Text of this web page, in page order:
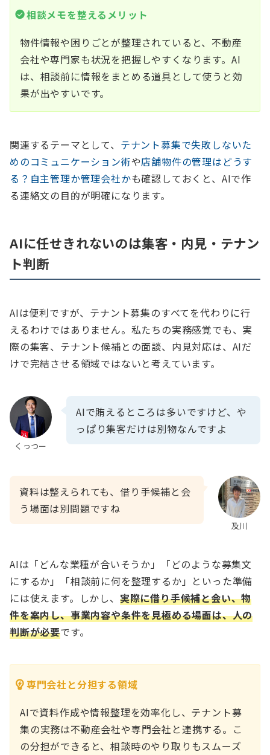
相談メモを整えるメリット
物件情報や困りごとが整理されていると、不動産
会社や専門家も状況を把握しやすくなります。AI
は、相談前に情報をまとめる道具として使うと効
果が出やすいです。
関連するテーマとして、 テナント募集で失敗しないた
めのコミュニケーション術や店舗物件の管理はどうす
る？自主管理か管理会社かも確認しておくと、AIで作
る連絡文の目的が明確になります。
AIに任せきれないのは集客・内見・テナン
ト判断
AIは便利ですが、テナント募集のすべてを代わりに行
えるわけではありません。私たちの実務感覚でも、実
際の集客、テナント候補との面談、内見対応は、AIだ
けで完結させる領域ではないと考えています。
くっつー
AIで賄えるところは多いですけど、や
っぱり集客だけは別物なんですよ
及川
資料は整えられても、借り手候補と会
う場面は別問題ですね
AIは「どんな業種が合いそうか」「どのような募集文
にするか」「相談前に何を整理するか」といった準備
には使えます。しかし、 実際に借り手候補と会い、物
件を案内し、事業内容や条件を見極める場面は、人の
判断が必要です。
専門会社と分担する領域
AIで資料作成や情報整理を効率化し、テナント募
集の実務は不動産会社や専門会社と連携する。こ
の分担ができると、相談時のやり取りもスムーズ